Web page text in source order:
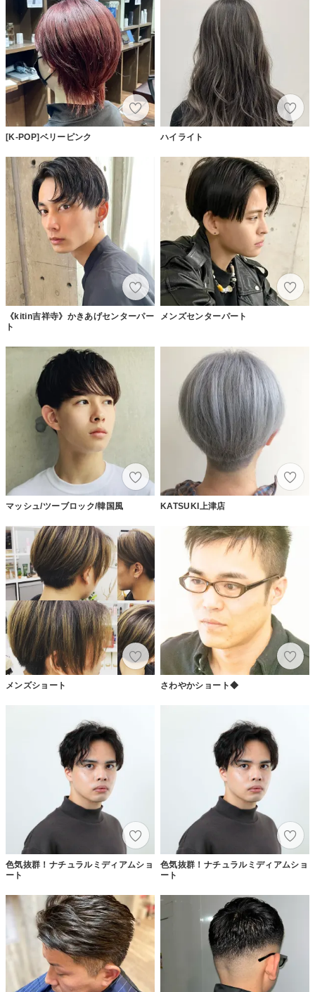
[K-POP]ベリーピンク ハイライト
《kitin吉祥寺》かきあげセンターパー
ト
メンズセンターパート
マッシュ/ツーブロック/韓国風 KATSUKI上津店
メンズショート さわやかショート◆
色気抜群！ナチュラルミディアムショ
ート
色気抜群！ナチュラルミディアムショ
ート